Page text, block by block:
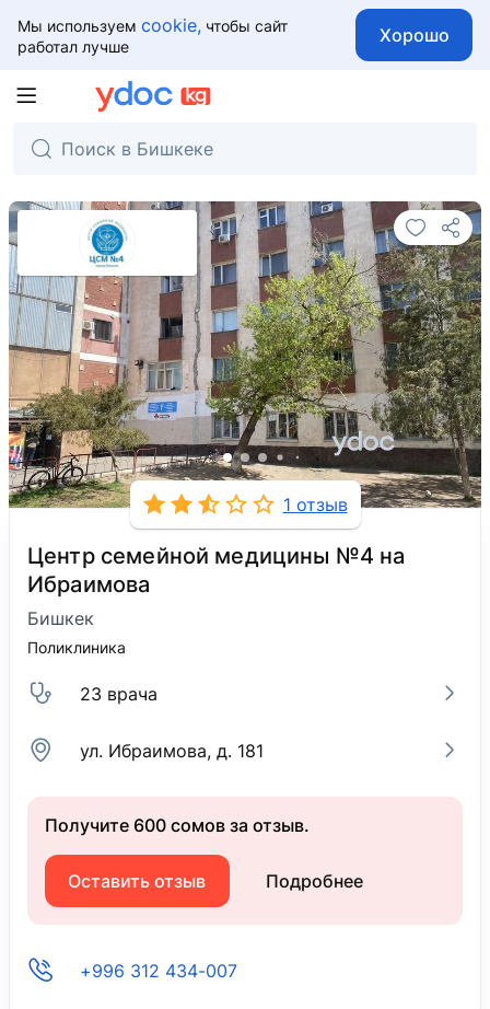
Мы используем cookie, чтобы сайт
работал лучше
Хорошо
1 отзыв
Центр семейной медицины №4 на
Ибраимова
Бишкек
Поликлиника
23 врача
​ул. Ибраимова, д. 181
Получите 600 сомов за отзыв.
Оставить отзыв Подробнее
+996 312 434-007